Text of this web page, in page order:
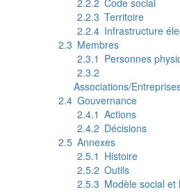
2.2.2 Code social
2.2.3 Territoire
2.2.4 Infrastructure
2.3 Membres
2.3.1 Personnes
2.3.2
Associations/
2.4 Gouvernance
2.4.1 Actions
2.4.2 Décisions
2.5 Annexes
2.5.1 Histoire
2.5.2 Outils
2.5.3 Modèle social et